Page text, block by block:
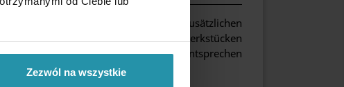
Zezwól na wszystkie
(2 mm) und wird zur zusätzlichen
von Wellen und unregelmäßigen Werkstücken
dass sie der Form des Werkstücks entsprechen